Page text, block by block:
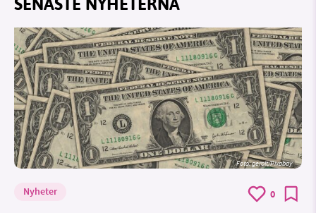
Foto:geralt/Pixabay
Nyheter 0